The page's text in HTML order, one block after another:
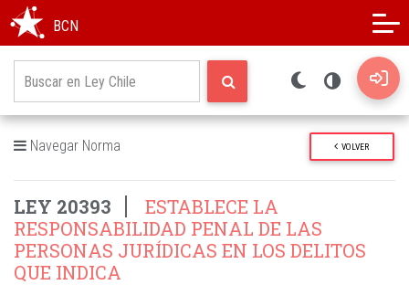
BCN
Navegar Norma VOLVER
LEY 20393
ESTABLECE LA
RESPONSABILIDAD PENAL DE LAS
PERSONAS JURÍDICAS EN LOS DELITOS
QUE INDICA